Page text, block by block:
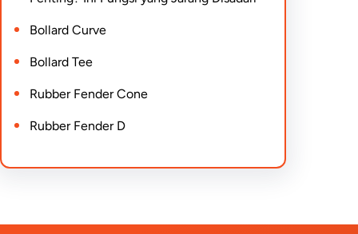
Bollard Curve
Bollard Tee
Rubber Fender Cone
Rubber Fender D